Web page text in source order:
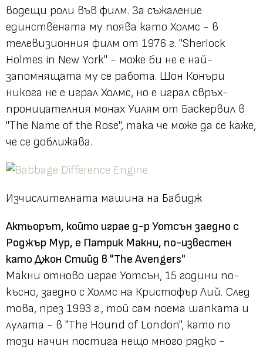
водещи роли във филм. За съжаление
единствената му поява като Холмс - в
телевизионния филм от 1976 г. "Sherlock
Holmes in New York" - може би не е най-
запомнящата му се работа. Шон Конъри
никога не е играл Холмс, но е играл свръх-
проницателния монах Уилям от Баскервил в
"The Name of the Rose", така че може да се каже,
че се доближава.
Изчислителната машина на Бабидж
Актьорът, който играе д-р Уотсън заедно с
Роджър Мур, е Патрик Макни, по-известен
като Джон Стийд в "The Avengers"
Макни отново играе Уотсън, 15 години по-
късно, заедно с Холмс на Кристофър Лий. След
това, през 1993 г., той сам поема шапката и
лулата - в "The Hound of London", като по
този начин постига нещо много рядко -